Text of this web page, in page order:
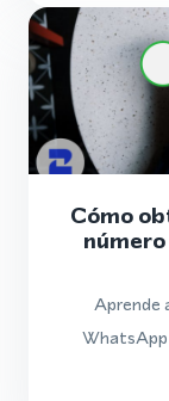
Cómo
Aprende
WhatsApp